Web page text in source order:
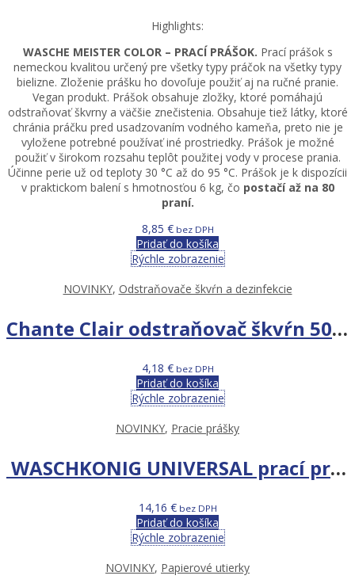
Highlights:
WASCHE MEISTER COLOR – PRACÍ PRÁŠOK. Prací prášok s
nemeckou kvalitou určený pre všetky typy práčok na všetky typy
bielizne. Zloženie prášku ho dovoľuje použiť aj na ručné pranie.
Vegan produkt. Prášok obsahuje zložky, ktoré pomáhajú
odstraňovať škvrny a väčšie znečistenia. Obsahuje tiež látky, ktoré
chránia práčku pred usadzovaním vodného kameňa, preto nie je
vyložene potrebné používať iné prostriedky. Prášok je možné
použiť v širokom rozsahu teplôt použitej vody v procese prania.
Účinne perie už od teploty 30 °C až do 95 °C. Prášok je k dispozícii
v praktickom balení s hmotnosťou 6 kg, čo postačí až na 80
praní.
8,85 €bez DPH
Pridať do košíka
Rýchle zobrazenie
NOVINKY, Odstraňovače škvŕn a dezinfekcie
Chante Clair odstraňovač škvŕn 500ml
4,18 €bez DPH
Pridať do košíka
Rýchle zobrazenie
NOVINKY, Pracie prášky
WASCHKONIG UNIVERSAL prací prášok 6kg BOX 100WL ORANGE AND COTTON EXTRACTS limited edition
14,16 €bez DPH
Pridať do košíka
Rýchle zobrazenie
NOVINKY, Papierové utierky